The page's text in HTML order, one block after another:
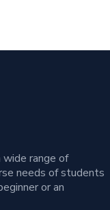
wide range of
needs of students
or an